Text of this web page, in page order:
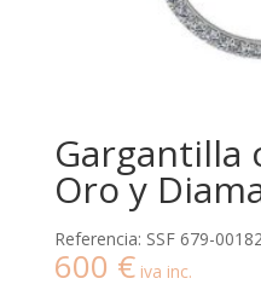
Gargantilla
Oro y
Referencia: SSF 679-
600 € iva inc.